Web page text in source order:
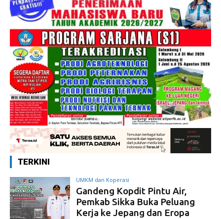
TERKINI
UMKM dan Koperasi
Gandeng Kopdit Pintu Air,
Pemkab Sikka Buka Peluang
Kerja ke Jepang dan Eropa